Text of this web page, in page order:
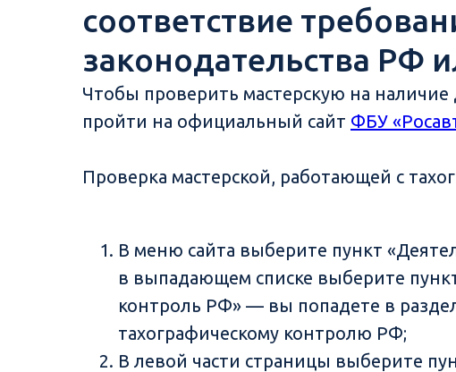
соответствие
законодательства РФ
Чтобы проверить мастерскую на
пройти на официальный сайт ФБУ
Проверка мастерской, работающей с
В меню сайта выберите пункт
в выпадающем списке выберите
контроль РФ» — вы попадете в
тахографическому контролю РФ;
В левой части страницы выберите